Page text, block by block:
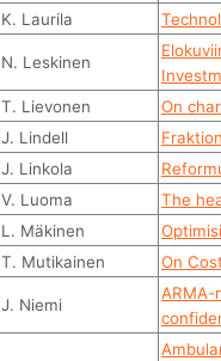
K. Laurila
N. Leskinen
T. Lievonen
On
J. Lindell
J. Linkola
V. Luoma
The
L. Mäkinen
T. Mutikainen
On
J. Niemi
ARMA-